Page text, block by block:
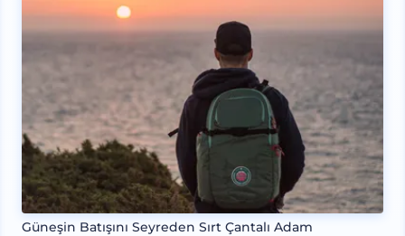
Güneşin Batışını Seyreden Sırt Çantalı Adam